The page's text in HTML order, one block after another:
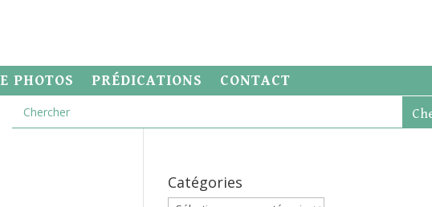
PHOTOS PRÉDICATIONS CONTACT
Catégories